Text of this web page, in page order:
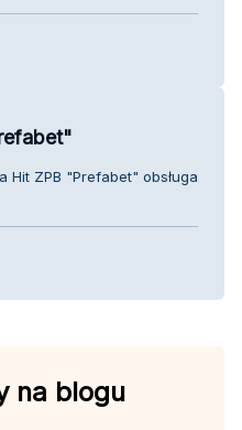
Hit ZPB "Prefabet" obsługa
na blogu